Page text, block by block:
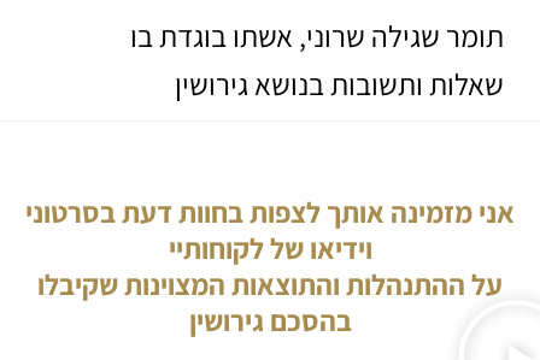
תומר שגילה שרוני, אשתו בוגדת בו
שאלות ותשובות בנושא גירושין
אני מזמינה אותך לצפות בחוות דעת בסרטוני
וידיאו של לקוחותיי
על ההתנהלות והתוצאות המצוינות שקיבלו
בהסכם גירושין